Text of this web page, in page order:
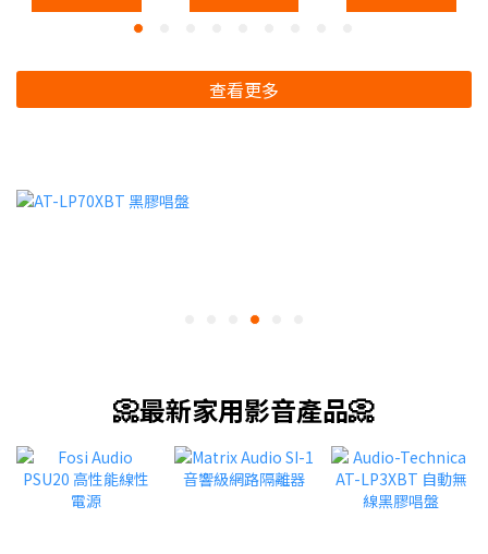
查看更多
📀最新家用影音產品📀